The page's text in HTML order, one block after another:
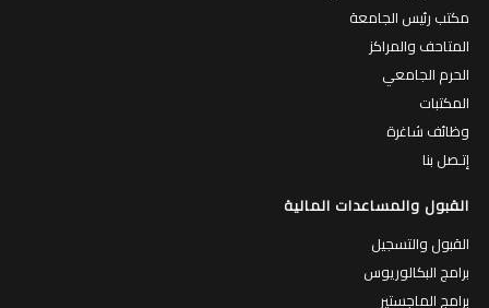
مكتب رئيس الجامعة
المتاحف والمراكز
الحرم الجامعي
المكتبات
وظائف شاغرة
إتـصل بنا
القبول والمساعدات المالية
القبول والتسجيل
برامج البكالوريوس
برامج الماجستير